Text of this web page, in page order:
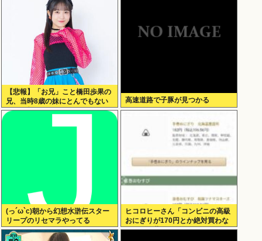
【悲報】「お兄」こと橋田歩果の
兄、当時8歳の妹にとんでもない
ことを頼む
高速道路で子豚が見つかる
(っ´ω`c)朝から幻想水滸伝スター
リープのリセマラやってる
ヒコロヒーさん「コンビニの高級
おにぎりが170円とか絶対買わな
い」とか薄すぎるトークをかまし